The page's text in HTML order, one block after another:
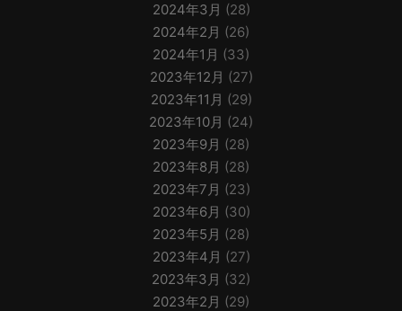
2024年3月 (28)
2024年2月 (26)
2024年1月 (33)
2023年12月 (27)
2023年11月 (29)
2023年10月 (24)
2023年9月 (28)
2023年8月 (28)
2023年7月 (23)
2023年6月 (30)
2023年5月 (28)
2023年4月 (27)
2023年3月 (32)
2023年2月 (29)